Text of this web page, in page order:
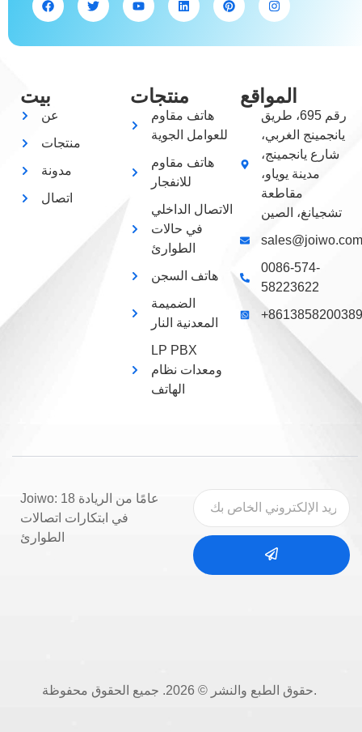
بيت
عن
منتجات
مدونة
اتصال
منتجات
هاتف مقاوم
للعوامل الجوية
هاتف مقاوم
للانفجار
الاتصال الداخلي
في حالات
الطوارئ
هاتف السجن
الضميمة
المعدنية النار
LP PBX
ومعدات نظام
الهاتف
المواقع
رقم 695، طريق
يانجمينج الغربي،
شارع يانجمينج،
مدينة يوياو،
مقاطعة
تشجيانغ، الصين
sales@joiwo.com
0086-574-
58223622
+8613858200389
Joiwo: 18 عامًا من الريادة
في ابتكارات اتصالات
حقوق الطبع والنشر © 2026. جميع الحقوق محفوظة.